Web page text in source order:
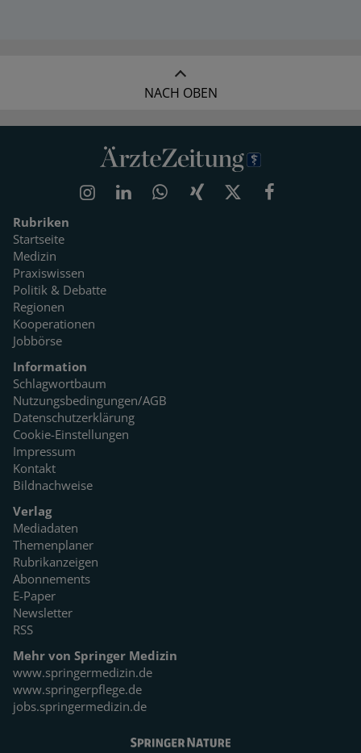
NACH OBEN
Rubriken
Startseite
Medizin
Praxiswissen
Politik & Debatte
Regionen
Kooperationen
Jobbörse
Information
Schlagwortbaum
Nutzungsbedingungen/AGB
Datenschutzerklärung
Cookie-Einstellungen
Impressum
Kontakt
Bildnachweise
Verlag
Mediadaten
Themenplaner
Rubrikanzeigen
Abonnements
E-Paper
Newsletter
RSS
Mehr von Springer Medizin
www.springermedizin.de
www.springerpflege.de
jobs.springermedizin.de